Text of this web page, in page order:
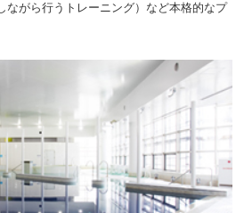
ながら行うトレーニング）など本格的なプ